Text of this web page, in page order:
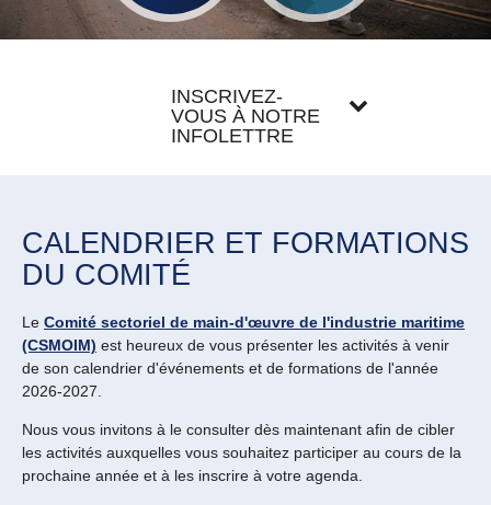
INSCRIVEZ-
VOUS À NOTRE
INFOLETTRE
CALENDRIER ET FORMATIONS
DU COMITÉ
Le Comité sectoriel de main-d'œuvre de l'industrie maritime
(CSMOIM) est heureux de vous présenter les activités à venir
de son calendrier d'événements et de formations de l'année
2026-2027.
Nous vous invitons à le consulter dès maintenant afin de cibler
les activités auxquelles vous souhaitez participer au cours de la
prochaine année et à les inscrire à votre agenda.